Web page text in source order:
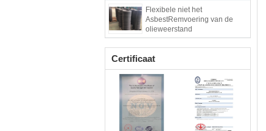
Flexibele niet het
AsbestRemvoering van de
olieweerstand
Certificaat